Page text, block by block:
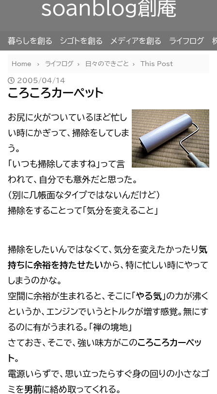
soanblog創庵
暮らしを創る シゴトを創る メディアを創る ライフログ
Home ライフログ 日々のできごと This Post
2005/04/14
ころころカーペット
お尻に火がついているほど忙し
い時にかぎって、掃除をしてしま
う。
「いつも掃除してますね」って言
われて、自分でも意外だと思った。
（別に几帳面なタイプではないんだけど）
掃除をすることって「気分を変えること」
掃除をしたいんではなくて、気分を変えたかったり気
持ちに余裕を持たせたいから、特に忙しい時にやって
しまうのかな。
空間に余裕が生まれると、そこに「 やる気 」の力が沸く
というか、エンジンでいうとトルクが増す感覚。無にす
るのに有がうまれる。「禅の境地」
さておき、そこで、強い味方がこのころころカーペッ
ト。
電源いらずで、思い立ったらすぐ身の回りの小さなゴ
ミを男前に絡め取ってくれる。